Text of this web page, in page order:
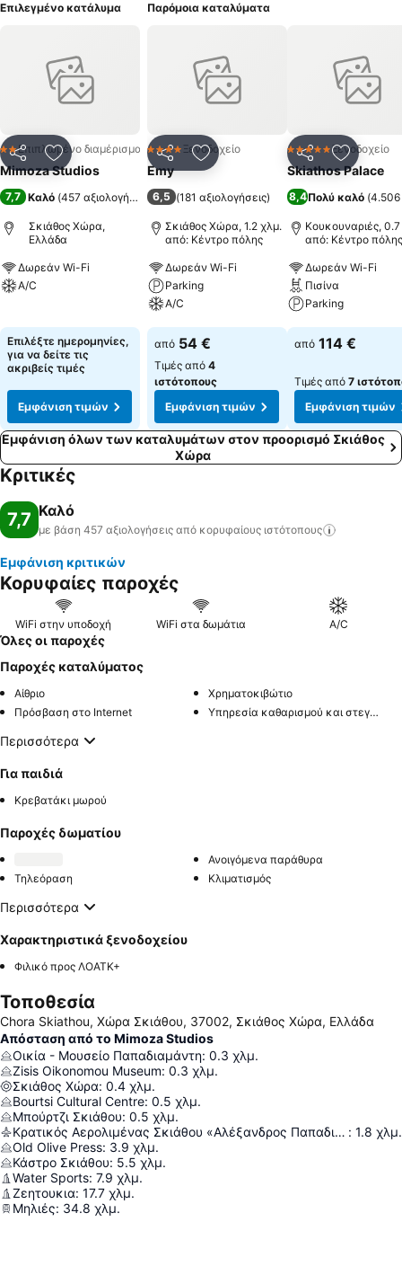
(καλωσόρισμα) κατά την άφιξη ή αναχώρησή σας. Υπάρχουν
πετσέτες ανά 3ημέρες και φροντίζει διαρκώς για την καλύτερη
εξυπηρέτησή σας. Βρίσκεται μόλις πέντε λεπτά με τα πόδια από
την είσοδο του λιμανιού, οκτώ λεπτά από την πρώτη παραλία του
αφετηρία των αστικών λεωφορείων.
Επιλεγμένο κατάλυμα
ΚοινοποίησηΠροσθήκη στα αγαπημένα
2 Αστέρια
Επιπλωμένο διαμέρισμα
Mimoza Studios
7,7 Καλό (457 αξιολογήσεις )
Σκιάθος Χώρα,
Ελλάδα
Δωρεάν Wi-Fi
A/C
Επιλέξτε ημερομηνίες,
για να δείτε τις
ακριβείς τιμές
Εμφάνιση τιμών
Παρόμοια καταλύματα
ΚοινοποίησηΠροσθήκη στα αγαπημένα
4 ΑστέριαΞενοδοχείο
Emy
6,5 (181 αξιολογήσεις)
Σκιάθος Χώρα, 1.2 χλμ.
από: Κέντρο πόλης
Δωρεάν Wi-Fi
Parking
A/C
Εμφάνιση τιμών
από 54 €
Τιμές από 4
ιστότοπους
Εμφάνιση τιμών
Κοινοποίηση
5 ΑστέριαΞενοδοχείο
Skiathos Palace
8,4Πολύ καλό (4.506
Κουκουναριές,
από: Κέντρο πόλης
Δωρεάν Wi-Fi
Πισίνα
Parking
Εμφάνιση τιμών
από 114 €
Τιμές από 7
Εμφάνιση τιμών
Εμφάνιση όλων των καταλυμάτων στον προορισμό Σκιάθος
Χώρα
Κριτικές
7,7 Καλό
με βάση 457 αξιολογήσεις από κορυφαίους ιστότοπους
Εμφάνιση κριτικών
Κορυφαίες παροχές
WiFi στην υποδοχή WiFi στα δωμάτια A/C
Όλες οι παροχές
Παροχές καταλύματος
Αίθριο
Χρηματοκιβώτιο
Πρόσβαση στο Internet
Υπηρεσία καθαρισμού και στεγνώματος ρούχων
Περισσότερα
Για παιδιά
Κρεβατάκι μωρού
Παροχές δωματίου
Ανοιγόμενα παράθυρα
Τηλεόραση
Κλιματισμός
Περισσότερα
Χαρακτηριστικά ξενοδοχείου
Φιλικό προς ΛΟΑΤΚ+
Τοποθεσία
Chora Skiathou, Χώρα Σκιάθου, 37002, Σκιάθος Χώρα, Ελλάδα
Απόσταση από το Mimoza Studios
Οικία - Μουσείο Παπαδιαμάντη: 0.3 χλμ.
Zisis Oikonomou Museum: 0.3 χλμ.
Σκιάθος Χώρα: 0.4 χλμ.
Bourtsi Cultural Centre: 0.5 χλμ.
Μπούρτζι Σκιάθου: 0.5 χλμ.
Κρατικός Αερολιμένας Σκιάθου «Αλέξανδρος Παπαδιαμάντης» : 1.8 χλμ.
Old Olive Press: 3.9 χλμ.
Κάστρο Σκιάθου: 5.5 χλμ.
Water Sports: 7.9 χλμ.
Ζεητουκια: 17.7 χλμ.
Μηλιές: 34.8 χλμ.